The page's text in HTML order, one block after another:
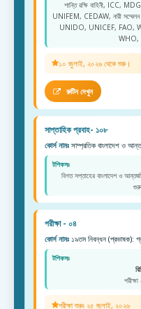
শান্তি রক্ষি বাহিনী, ICC,
UNIFEM, CEDAW, নারী
UNIDO, UNICEF, FAO,
WHO,
১০ জুলাই, ২০২৬ থেকে শুরু।
রুটিন দেখুন
সাপ্তাহিক প্রবাহ- ১০৮
কোর্স নামঃ সাম্প্রতিক বাংলাদেশ ও
টপিকসঃ
বিগত সপ্তাহের বাংলাদেশ ও
পরীক্ষা - ০৪
কোর্স নামঃ ১৯তম নিবন্ধন (প্রভাষক):
টপিকসঃ
পরীক্ষা শুরুঃ ২৫ জুলাই, ২০২৬